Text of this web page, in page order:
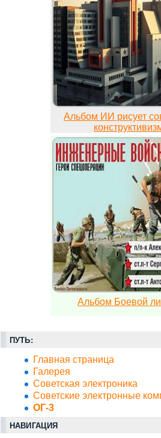
Альбом ИИ рисует
Альбом Боевой
ПУТЬ:
Главная страница
Галерея
Советская электроника
Советские электронные
ОГ-3
НАВИГАЦИЯ